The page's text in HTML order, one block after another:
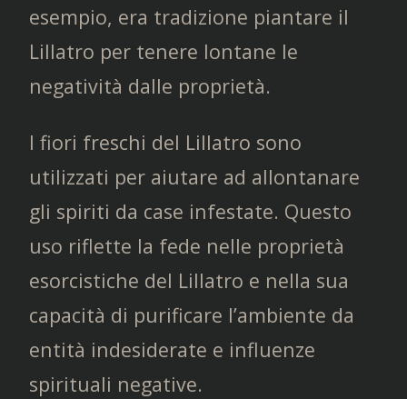
esempio, era tradizione piantare il
Lillatro per tenere lontane le
negatività dalle proprietà.
I fiori freschi del Lillatro sono
utilizzati per aiutare ad allontanare
gli spiriti da case infestate. Questo
uso riflette la fede nelle proprietà
esorcistiche del Lillatro e nella sua
capacità di purificare l’ambiente da
entità indesiderate e influenze
spirituali negative.